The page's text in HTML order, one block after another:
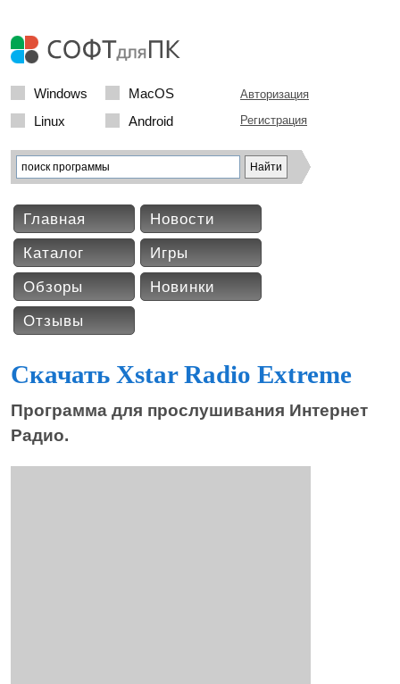
Windows
MacOS
Linux
Android
Авторизация
Регистрация
Главная
Новости
Каталог
Игры
Обзоры
Новинки
Отзывы
Скачать Xstar Radio Extreme
Программа для прослушивания Интернет
Радио.